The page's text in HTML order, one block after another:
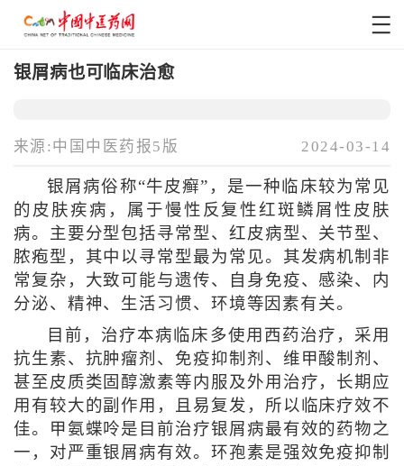
银屑病也可临床治愈
来源:中国中医药报5版 2024-03-14
银屑病俗称“牛皮癣”，是一种临床较为常见
的皮肤疾病，属于慢性反复性红斑鳞屑性皮肤
病。主要分型包括寻常型、红皮病型、关节型、
脓疱型，其中以寻常型最为常见。其发病机制非
常复杂，大致可能与遗传、自身免疫、感染、内
分泌、精神、生活习惯、环境等因素有关。
目前，治疗本病临床多使用西药治疗，采用
抗生素、抗肿瘤剂、免疫抑制剂、维甲酸制剂、
甚至皮质类固醇激素等内服及外用治疗，长期应
用有较大的副作用，且易复发，所以临床疗效不
佳。甲氨蝶呤是目前治疗银屑病最有效的药物之
一，对严重银屑病有效。环孢素是强效免疫抑制